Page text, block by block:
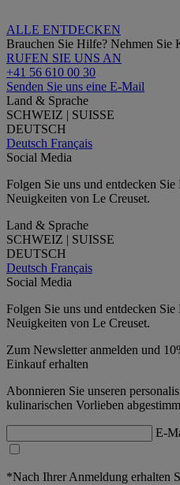
ALLE ENTDECKEN
Brauchen Sie Hilfe? Nehmen Sie
RUFEN SIE UNS AN
+41 56 610 00 30
Senden Sie uns eine E-Mail
Land & Sprache
SCHWEIZ | SUISSE
DEUTSCH
Deutsch Français
Social Media
Folgen Sie uns und entdecken Sie
Neuigkeiten von Le Creuset.
Land & Sprache
SCHWEIZ | SUISSE
DEUTSCH
Deutsch Français
Social Media
Folgen Sie uns und entdecken Sie
Neuigkeiten von Le Creuset.
Zum Newsletter anmelden und
Einkauf erhalten
Abonnieren Sie unseren
kulinarischen Vorlieben
E-
*Nach Ihrer Anmeldung erhalten